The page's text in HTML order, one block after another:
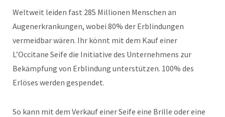
Weltweit leiden fast 285 Millionen Menschen an
Augenerkrankungen, wobei 80% der Erblindungen
vermeidbar wären. Ihr könnt mit dem Kauf einer
L’Occitane Seife die Initiative des Unternehmens zur
Bekämpfung von Erblindung unterstützen. 100% des
Erlöses werden gespendet.
So kann mit dem Verkauf einer Seife eine Brille oder eine